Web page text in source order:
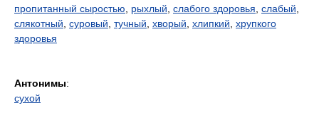
пропитанный сыростью
рыхлый слабого здоровья слабый
слякотный суровый тучный хворый хлипкий хрупкого
здоровья
Антонимы:
сухой